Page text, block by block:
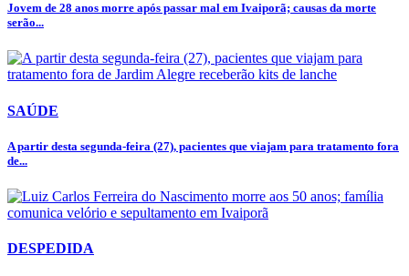
Jovem de 28 anos morre após passar mal em Ivaiporã; causas da morte
serão...
SAÚDE
A partir desta segunda-feira (27), pacientes que viajam para tratamento fora
de...
DESPEDIDA